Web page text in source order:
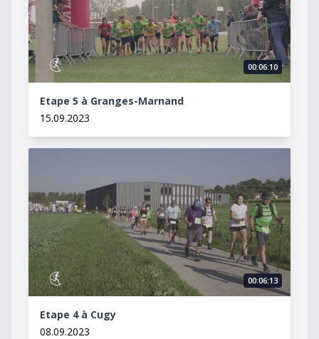
00:06:10
Etape 5 à Granges-Marnand
15.09.2023
00:06:13
Etape 4 à Cugy
08.09.2023